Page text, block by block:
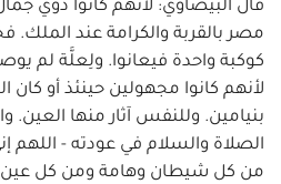
قال البيضاوي: لأنهم كانوا ذوي
مصر بالقربة والكرامة عند الملك.
كوكبة واحدة فيعانوا. ولِعلَّة لم
لأنهم كانوا مجهولين حينئذ أو كان
بنيامين. وللنفس آثار منها العين.
الصلاة والسلام في عودته - اللهم
من كل شيطان وهامة ومن كل عين